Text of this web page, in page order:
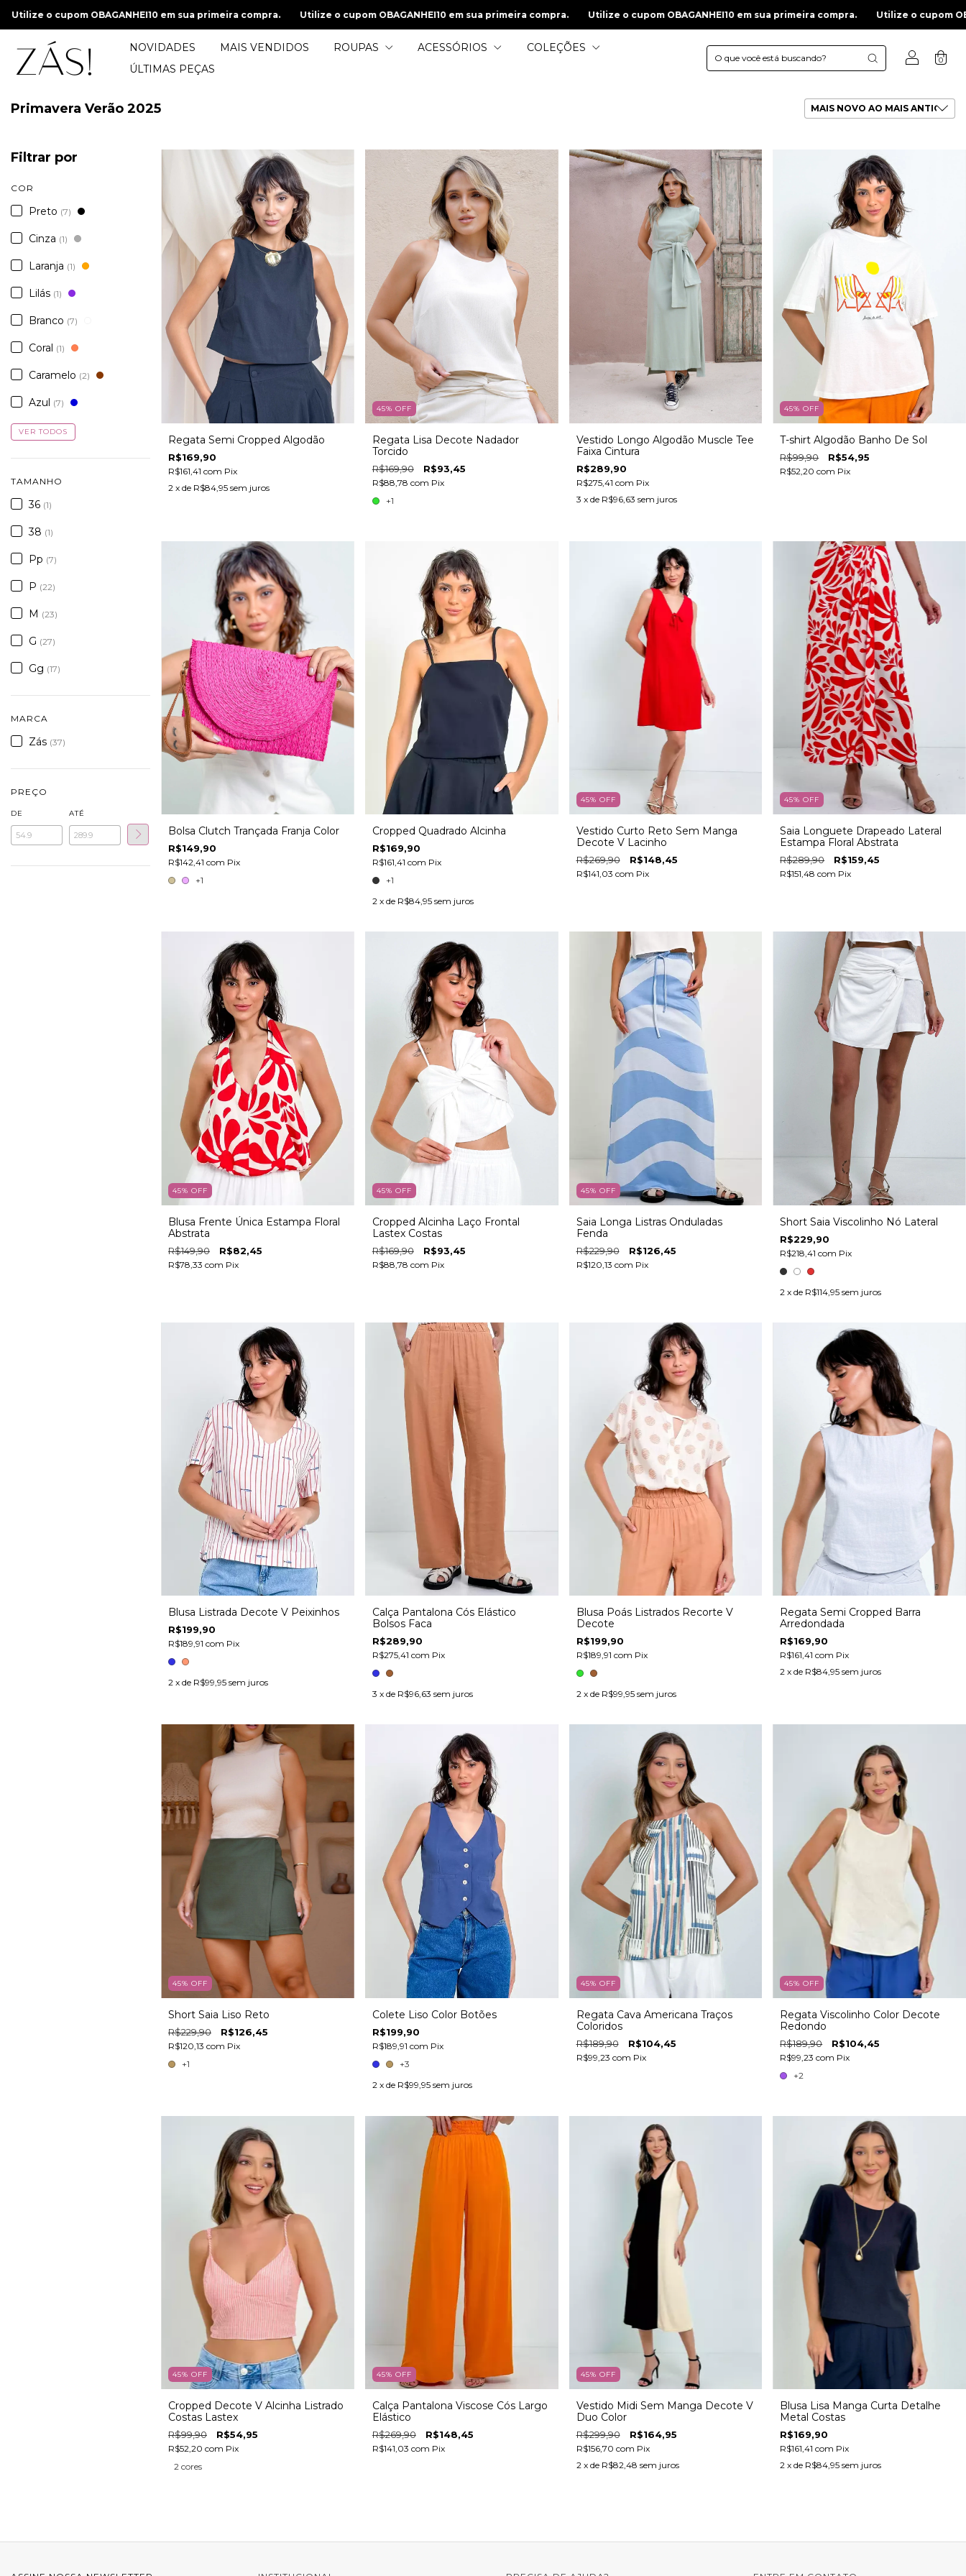
em sua primeira compra. Utilize o cupom OBAGANHEI10 em sua primeira compra. Utilize o cupom OBAGANHEI10 em sua primeira compra. Utilize o cupom OBAGANHEI10 em sua primeira
NOVIDADES MAIS VENDIDOS ROUPAS ACESSÓRIOS
COLEÇÕES
ÚLTIMAS PEÇAS
0
Primavera Verão 2025
Filtrar por
COR
Preto (7)
Cinza (1)
Laranja (1)
Lilás (1)
Branco (7)
Coral (1)
Caramelo (2)
Azul (7)
VER TODOS
TAMANHO
36 (1)
38 (1)
Pp (7)
P (22)
M (23)
G (27)
Gg (17)
MARCA
Zás (37)
PREÇO
DE ATÉ
Regata Semi Cropped Algodão
R$169,90
R$161,41 com Pix
2 x de R$84,95 sem juros
45% OFF
Regata Lisa Decote Nadador
Torcido
R$169,90 R$93,45
R$88,78 com Pix
+1
Vestido Longo Algodão Muscle Tee
Faixa Cintura
R$289,90
R$275,41 com Pix
3 x de R$96,63 sem juros
45%OFF
T-shirt Algodão Banho De Sol
R$99,90 R$54,95
R$52,20com Pix
Bolsa Clutch Trançada Franja Color
R$149,90
R$142,41 com Pix
+1
Cropped Quadrado Alcinha
R$169,90
R$161,41 com Pix
+1
2 x de R$84,95 sem juros
45% OFF
Vestido Curto Reto Sem Manga
Decote V Lacinho
R$269,90 R$148,45
R$141,03 com Pix
45%OFF
Saia Longuete Drapeado Lateral
Estampa Floral Abstrata
R$289,90 R$159,45
R$151,48com Pix
45% OFF
Blusa Frente Única Estampa Floral
Abstrata
R$149,90 R$82,45
R$78,33 com Pix
45% OFF
Cropped Alcinha Laço Frontal
Lastex Costas
R$169,90 R$93,45
R$88,78 com Pix
45% OFF
Saia Longa Listras Onduladas
Fenda
R$229,90 R$126,45
R$120,13 com Pix
Short Saia Viscolinho Nó Lateral
R$229,90
R$218,41com Pix
2 x de R$114,95 sem juros
Blusa Listrada Decote V Peixinhos
R$199,90
R$189,91 com Pix
2 x de R$99,95 sem juros
Calça Pantalona Cós Elástico
Bolsos Faca
R$289,90
R$275,41 com Pix
3 x de R$96,63 sem juros
Blusa Poás Listrados Recorte V
Decote
R$199,90
R$189,91 com Pix
2 x de R$99,95 sem juros
Regata Semi Cropped Barra
Arredondada
R$169,90
R$161,41com Pix
2 x de R$84,95 sem juros
45% OFF
Short Saia Liso Reto
R$229,90 R$126,45
R$120,13 com Pix
+1
Colete Liso Color Botões
R$199,90
R$189,91 com Pix
+3
2 x de R$99,95 sem juros
45% OFF
Regata Cava Americana Traços
Coloridos
R$189,90 R$104,45
R$99,23 com Pix
45%OFF
Regata Viscolinho Color Decote
Redondo
R$189,90 R$104,45
R$99,23com Pix
+2
45% OFF
Cropped Decote V Alcinha Listrado
Costas Lastex
R$99,90 R$54,95
R$52,20 com Pix
2 cores
45% OFF
Calça Pantalona Viscose Cós Largo
Elástico
R$269,90 R$148,45
R$141,03 com Pix
45% OFF
Vestido Midi Sem Manga Decote V
Duo Color
R$299,90 R$164,95
R$156,70 com Pix
2 x de R$82,48 sem juros
Blusa Lisa Manga Curta Detalhe
Metal Costas
R$169,90
R$161,41com Pix
2 x de R$84,95 sem juros